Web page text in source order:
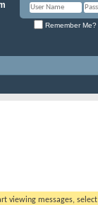
Remember Me?
viewing messages,